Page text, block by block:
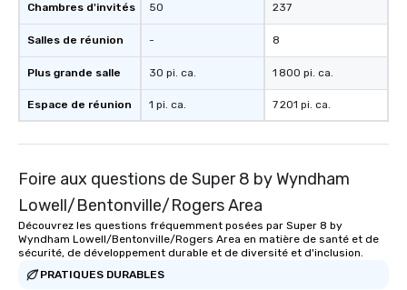
Chambres d'invités
Salles de réunion
Plus grande salle
Espace de réunion
50
-
30 pi. ca.
1 pi. ca.
237
8
1 800 pi. ca.
7 201 pi. ca.
Foire aux questions de Super 8 by Wyndham
Lowell/Bentonville/Rogers Area
Découvrez les questions fréquemment posées par Super 8 by
Wyndham Lowell/Bentonville/Rogers Area en matière de santé et de
sécurité, de développement durable et de diversité et d'inclusion.
PRATIQUES DURABLES